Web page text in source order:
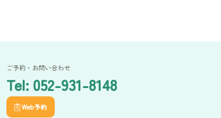
ご予約・お問い合わせ
Tel: 052-931-8148
Web予約